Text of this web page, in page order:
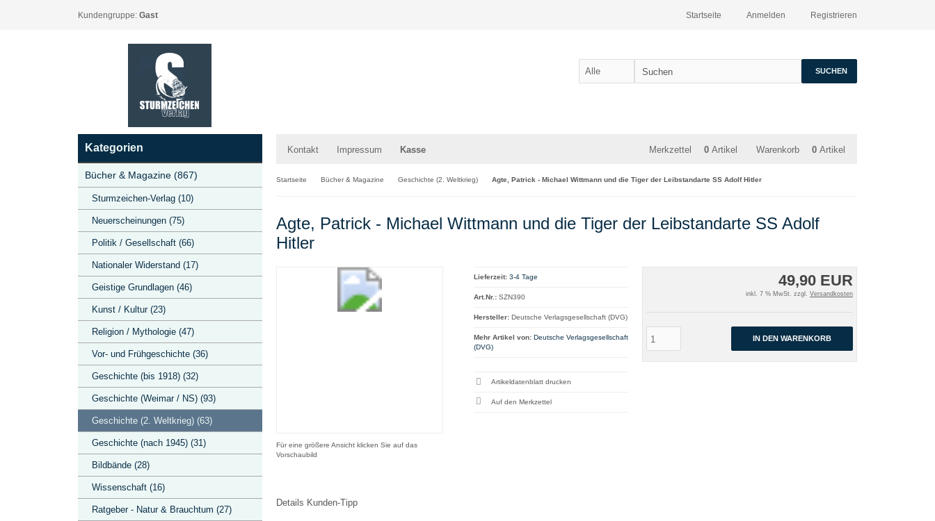
Kundengruppe: Gast Registrieren
Anmelden
Startseite
SUCHEN
Kontakt Impressum Kasse Warenkorb 0 Artikel
Merkzettel 0 Artikel
Startseite Bücher & Magazine Geschichte (2. Weltkrieg) Agte, Patrick - Michael Wittmann und die Tiger der Leibstandarte SS Adolf Hitler
Agte, Patrick - Michael Wittmann und die Tiger der Leibstandarte SS Adolf
Hitler
Für eine größere Ansicht klicken Sie auf das
Vorschaubild
49,90 EUR
inkl. 7 % MwSt. zzgl. Versandkosten
IN DEN WARENKORB
Lieferzeit: 3-4 Tage
Art.Nr.: SZN390
Hersteller: Deutsche Verlagsgesellschaft (DVG)
Mehr Artikel von: Deutsche Verlagsgesellschaft
(DVG)
Artikeldatenblatt drucken
Details Kunden-Tipp
Kategorien
Bücher & Magazine (867)
Sturmzeichen-Verlag (10)
Neuerscheinungen (75)
Politik / Gesellschaft (66)
Nationaler Widerstand (17)
Geistige Grundlagen (46)
Kunst / Kultur (23)
Religion / Mythologie (47)
Vor- und Frühgeschichte (36)
Geschichte (bis 1918) (32)
Geschichte (Weimar / NS) (93)
Geschichte (2. Weltkrieg) (63)
Geschichte (nach 1945) (31)
Bildbände (28)
Wissenschaft (16)
Ratgeber - Natur & Brauchtum (27)